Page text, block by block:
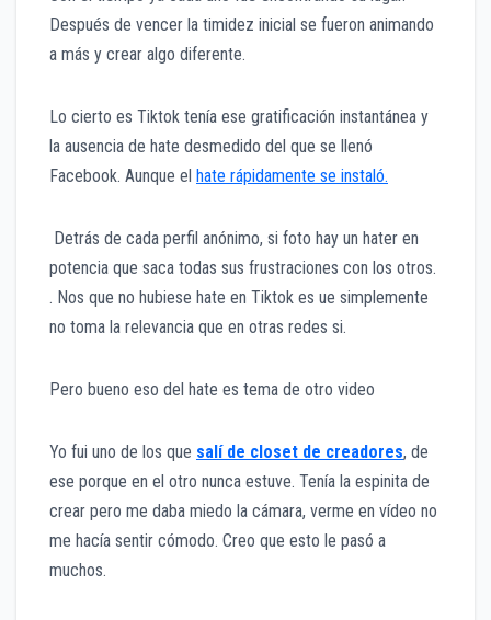
Después de vencer la timidez inicial se fueron animando
a más y crear algo diferente.
Lo cierto es Tiktok tenía ese gratificación instantánea y
la ausencia de hate desmedido del que se llenó
Facebook. Aunque el hate rápidamente se instaló.
Detrás de cada perfil anónimo, si foto hay un hater en
potencia que saca todas sus frustraciones con los otros.
. Nos que no hubiese hate en Tiktok es ue simplemente
no toma la relevancia que en otras redes si.
Pero bueno eso del hate es tema de otro video
Yo fui uno de los que salí de closet de creadores, de
ese porque en el otro nunca estuve. Tenía la espinita de
crear pero me daba miedo la cámara, verme en vídeo no
me hacía sentir cómodo. Creo que esto le pasó a
muchos.